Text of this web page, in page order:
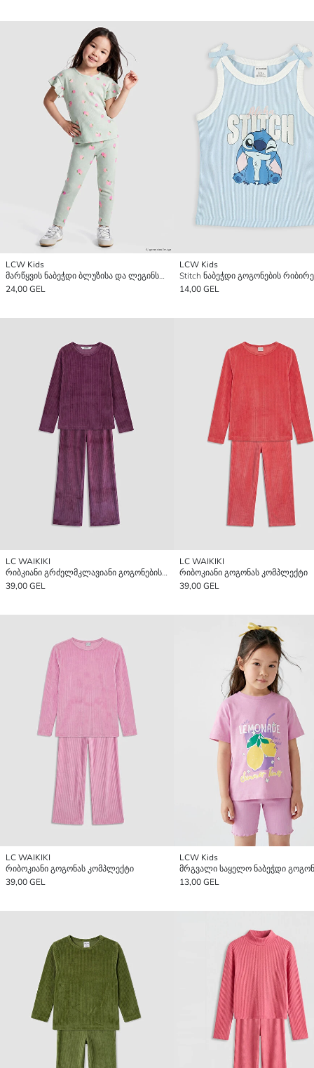
LCW Kids
მარწყვის ნაბეჭდი ბლუზისა და ლეგინსების კომპლექტი გოგონებისთვის
24,00 GEL
LCW Kids
14,00 GEL
LC WAIKIKI
რიბკიანი გრძელმკლავიანი გოგონების პიჟამის კომპლექტი
39,00 GEL
LC WAIKIKI
რიბოკიანი გოგონას კომპლექტი
39,00 GEL
LC WAIKIKI
რიბოკიანი გოგონას კომპლექტი
39,00 GEL
LCW Kids
13,00 GEL